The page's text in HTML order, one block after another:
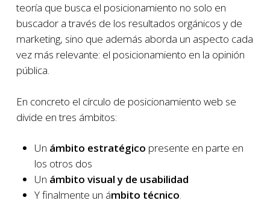
teoría que busca el posicionamiento no solo en
buscador a través de los resultados orgánicos y de
marketing, sino que además aborda un aspecto cada
vez más relevante: el posicionamiento en la opinión
pública.
En concreto el círculo de posicionamiento web se
divide en tres ámbitos:
Un ámbito estratégico presente en parte en
los otros dos
Un ámbito visual y de usabilidad
Y finalmente un ámbito técnico.